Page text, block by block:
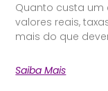
Quanto custa um
valores reais,
mais do que
Saiba Mais